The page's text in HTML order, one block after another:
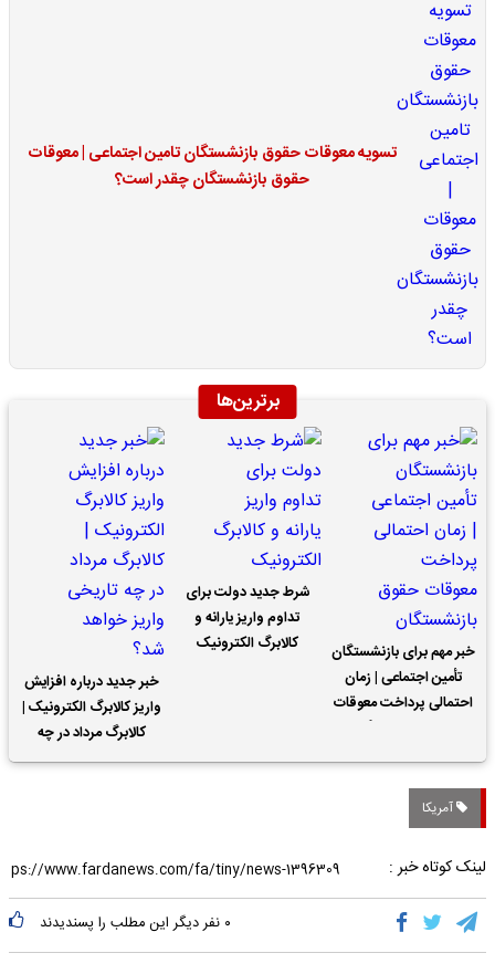
تسویه معوقات حقوق بازنشستگان تامین اجتماعی | معوقات
حقوق بازنشستگان چقدر است؟
برترین‌ها
خبر مهم برای بازنشستگان
تأمین اجتماعی | زمان
احتمالی پرداخت معوقات
شرط جدید دولت برای
تداوم واریز یارانه و
کالابرگ الکترونیک
خبر جدید درباره افزایش
واریز کالابرگ الکترونیک |
کالابرگ مرداد در چه
تاریخی واریز خواهد شد؟
آمریکا
لینک کوتاه خبر :
۰ نفر دیگر این مطلب را پسندیدند